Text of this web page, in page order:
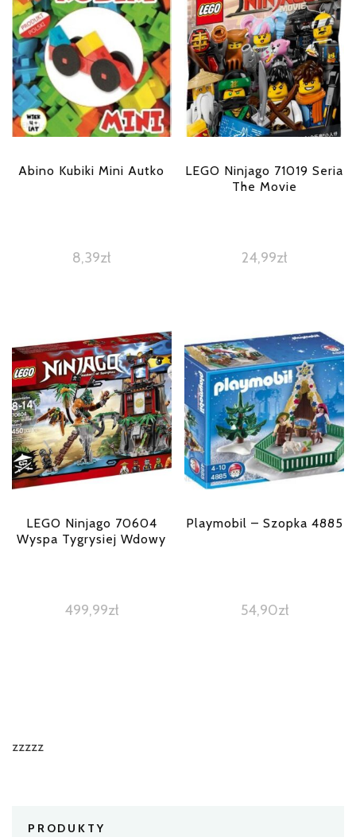
Abino Kubiki Mini Autko
8,39zł
LEGO Ninjago 71019 Seria
The Movie
24,99zł
LEGO Ninjago 70604
Wyspa Tygrysiej Wdowy
499,99zł
Playmobil – Szopka 4885
54,90zł
zzzzz
PRODUKTY